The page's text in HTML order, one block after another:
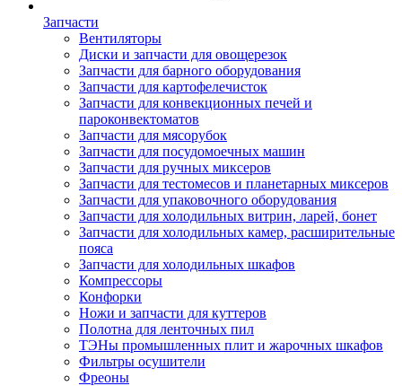
Запчасти
Вентиляторы
Диски и запчасти для овощерезок
Запчасти для барного оборудования
Запчасти для картофелечисток
Запчасти для конвекционных печей и
пароконвектоматов
Запчасти для мясорубок
Запчасти для посудомоечных машин
Запчасти для ручных миксеров
Запчасти для тестомесов и планетарных миксеров
Запчасти для упаковочного оборудования
Запчасти для холодильных витрин, ларей, бонет
Запчасти для холодильных камер, расширительные
пояса
Запчасти для холодильных шкафов
Компрессоры
Конфорки
Ножи и запчасти для куттеров
Полотна для ленточных пил
ТЭНы промышленных плит и жарочных шкафов
Фильтры осушители
Фреоны